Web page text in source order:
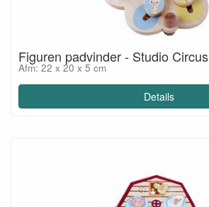
Figuren padvinder - Studio Circus
Afm: 22 x 20 x 5 cm
Details